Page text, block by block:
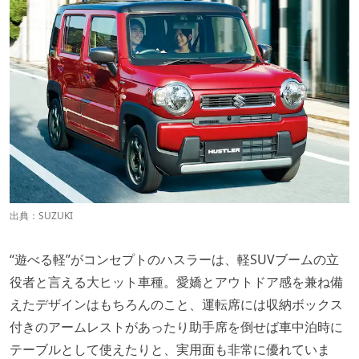
出典： SUZUKI
“遊べる軽”がコンセプトのハスラーは、軽SUVブームの立
役者と言える大ヒット車種。愛嬌とアウトドア感を兼ね備
えたデザインはもちろんのこと、運転席には収納ボックス
付きのアームレストがあったり助手席を倒せば車中泊時に
テーブルとして使えたりと、実用面も非常に優れていま